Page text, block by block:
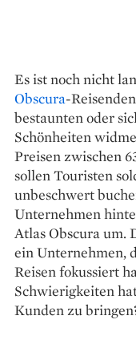
Es ist noch nicht
Obscura-­
bestaunten oder
Schönheiten
Preisen zwischen
sollen Tou­risten
unbeschwert
Unternehmen
Atlas Obscura um.
ein Unternehmen,
Reisen fokussiert
Schwierigkeiten
Kunden zu